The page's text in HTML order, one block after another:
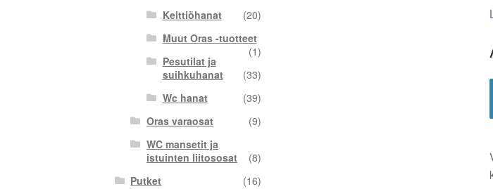
Keittiöhanat
(20)
Muut Oras -tuotteet
(1)
Pesutilat ja
suihkuhanat
(33)
Wc hanat
(39)
Oras varaosat
(9)
WC mansetit ja
istuinten liitososat
(8)
Putket
(16)